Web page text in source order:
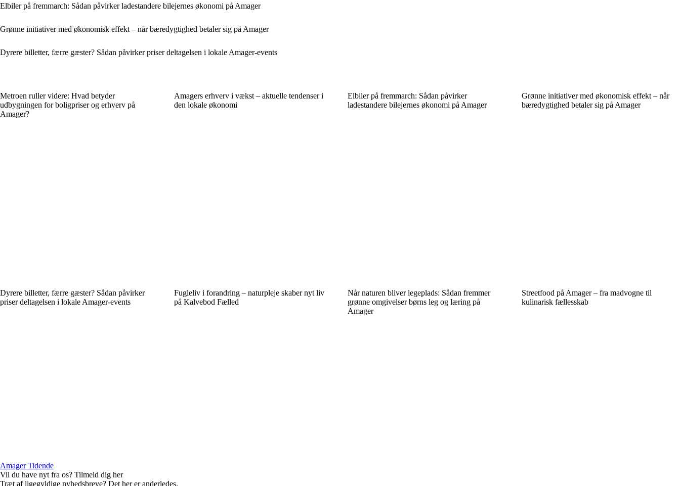
Elbiler på fremmarch: Sådan påvirker ladestandere bilejernes økonomi på Amager
Grønne initiativer med økonomisk effekt – når bæredygtighed betaler sig på Amager
Dyrere billetter, færre gæster? Sådan påvirker priser deltagelsen i lokale Amager-events
Metroen ruller videre: Hvad betyder
udbygningen for boligpriser og erhverv på
Amager?
Amagers erhverv i vækst – aktuelle tendenser i
den lokale økonomi
Elbiler på fremmarch: Sådan påvirker
ladestandere bilejernes økonomi på Amager
Grønne initiativer med økonomisk effekt – når
bæredygtighed betaler sig på Amager
Dyrere billetter, færre gæster? Sådan påvirker
priser deltagelsen i lokale Amager-events
Fugleliv i forandring – naturpleje skaber nyt liv
på Kalvebod Fælled
Når naturen bliver legeplads: Sådan fremmer
grønne omgivelser børns leg og læring på
Amager
Streetfood på Amager – fra madvogne til
kulinarisk fællesskab
Amager Tidende
Vil du have nyt fra os? Tilmeld dig her
Træt af ligegyldige nyhedsbreve? Det her er anderledes.